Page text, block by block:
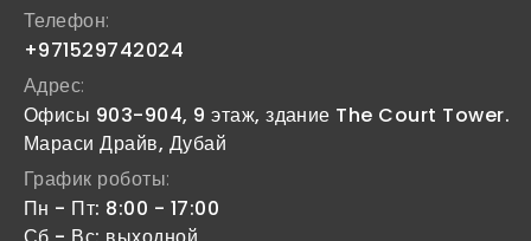
Телефон:
+971529742024
Адрес:
Офисы 903-904, 9 этаж, здание The Court Tower.
Мараси Драйв, Дубай
График роботы:
Пн - Пт: 8:00 - 17:00